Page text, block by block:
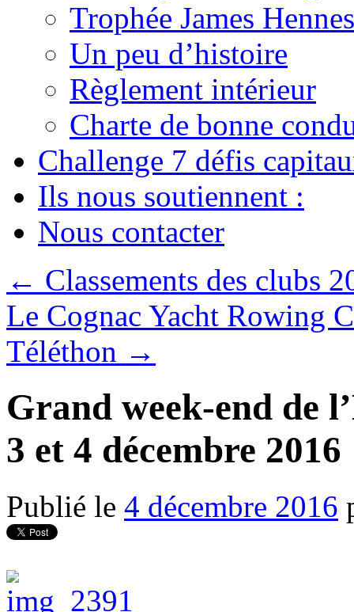
Trophée James
Un peu d’histoire
Règlement intérieur
Charte de bonne
Challenge 7 défis
Ils nous soutiennent :
Nous contacter
← Classements des clubs
Le Cognac Yacht Rowing
Téléthon →
Grand week-end de
3 et 4 décembre 2016
Publié le 4 décembre 2016